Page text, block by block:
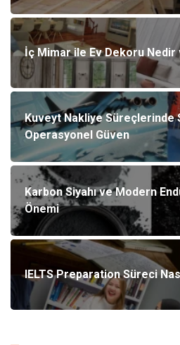
İç Mimar ile Ev Dekoru Nedir
Kuveyt Nakliye Süreçlerinde
Operasyonel Güven
Karbon Siyahı ve Modern
Önemi
IELTS Preparation Süreci